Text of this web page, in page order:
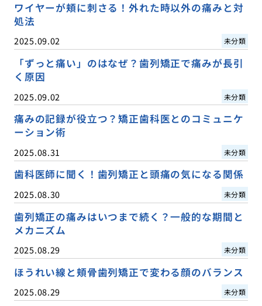
ワイヤーが頬に刺さる！外れた時以外の痛みと対
処法
2025.09.02 未分類
「ずっと痛い」のはなぜ？歯列矯正で痛みが長引
く原因
2025.09.02 未分類
痛みの記録が役立つ？矯正歯科医とのコミュニケ
ーション術
2025.08.31 未分類
歯科医師に聞く！歯列矯正と頭痛の気になる関係
2025.08.30 未分類
歯列矯正の痛みはいつまで続く？一般的な期間と
メカニズム
2025.08.29 未分類
ほうれい線と頬骨歯列矯正で変わる顔のバランス
2025.08.29 未分類